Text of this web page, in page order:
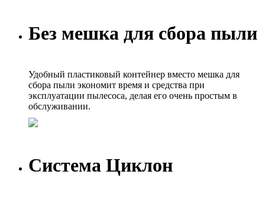
Без мешка для сбора пыли
Удобный пластиковый контейнер вместо мешка для
сбора пыли экономит время и средства при
эксплуатации пылесоса, делая его очень простым в
обслуживании.
Система Циклон